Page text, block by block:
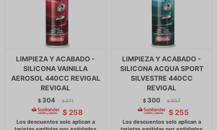
LIMPIEZA Y ACABADO -
SILICONA VAINILLA
AEROSOL 440CC REVIGAL
REVIGAL
$ 304 $ 311
$ 258
LIMPIEZA Y ACABADO -
SILICONA ACQUA SPORT
SILVESTRE 440CC
REVIGAL
$ 300 $ 307
$ 255